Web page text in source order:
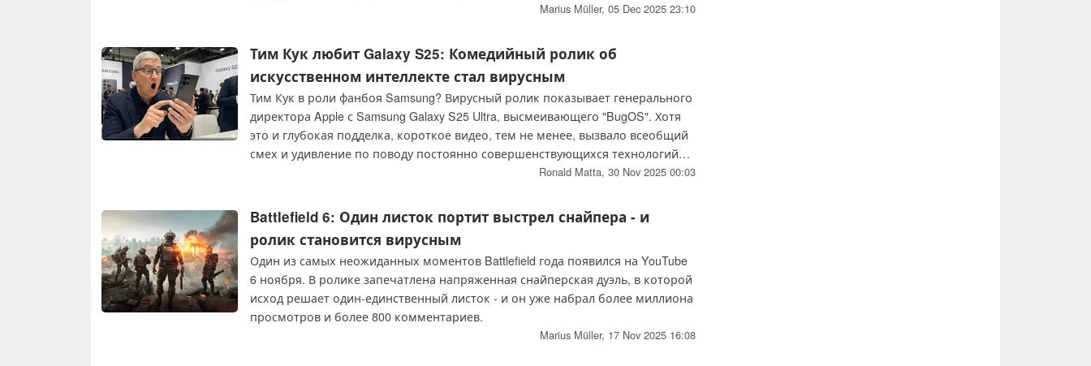
строк кода, Торвальдс не сдержался и назвал такие показатели "просто
Marius Müller, 05 Dec 2025 23:10
Тим Кук любит Galaxy S25: Комедийный ролик об
искусственном интеллекте стал вирусным
Тим Кук в роли фанбоя Samsung? Вирусный ролик показывает генерального
директора Apple с Samsung Galaxy S25 Ultra, высмеивающего "BugOS". Хотя
это и глубокая подделка, короткое видео, тем не менее, вызвало всеобщий
смех и удивление по поводу постоянно совершенствующихся технологий
Ronald Matta, 30 Nov 2025 00:03
Battlefield 6: Один листок портит выстрел снайпера - и
ролик становится вирусным
Один из самых неожиданных моментов Battlefield года появился на YouTube
6 ноября. В ролике запечатлена напряженная снайперская дуэль, в которой
исход решает один-единственный листок - и он уже набрал более миллиона
просмотров и более 800 комментариев.
Marius Müller, 17 Nov 2025 16:08